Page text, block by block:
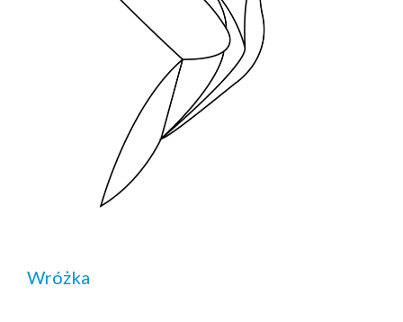
Wróżka